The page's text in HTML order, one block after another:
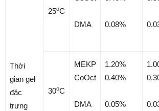
Thời
gian gel
đặc
trưng
25oC
DMA 0.08%
30oC
MEKP
CoOct
DMA
1.20%
0.40%
0.05%